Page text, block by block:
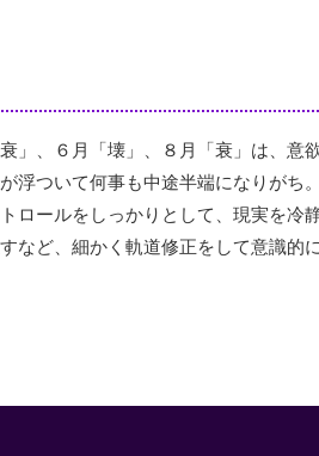
」、６月「壊」、８月「衰」は、意
浮ついて何事も中途半端になりがち
ロールをしっかりとして、現実を冷
など、細かく軌道修正をして意識的